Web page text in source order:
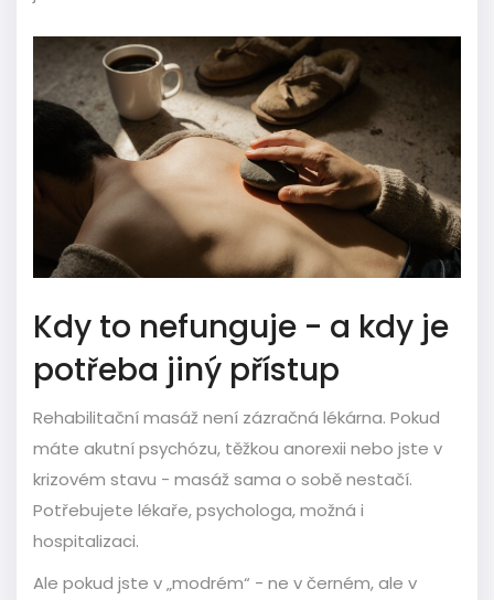
Kdy to nefunguje - a kdy je
potřeba jiný přístup
Rehabilitační masáž není zázračná lékárna. Pokud
máte akutní psychózu, těžkou anorexii nebo jste v
krizovém stavu - masáž sama o sobě nestačí.
Potřebujete lékaře, psychologa, možná i
hospitalizaci.
Ale pokud jste v „modrém“ - ne v černém, ale v